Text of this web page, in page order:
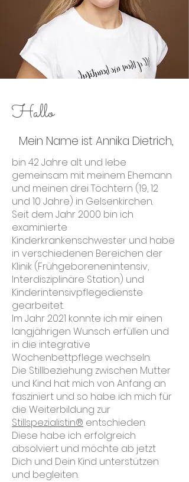
Hallo
Mein Name ist Annika Dietrich,
bin 42 Jahre alt und lebe
gemeinsam mit meinem Ehemann
und meinen drei Töchtern (19, 12
und 10 Jahre) in Gelsenkirchen.
Seit dem Jahr 2000 bin ich
examinierte
Kinderkrankenschwester und habe
in verschiedenen Bereichen der
Klinik (Frühgeborenenintensiv,
Interdisziplinäre Station) und
Kinderintensivpflegedienste
gearbeitet.
Im Jahr 2021 konnte ich mir einen
langjährigen Wunsch erfüllen und
in die integrative
Wochenbettpflege wechseln.
Die Stillbeziehung zwischen Mutter
und Kind hat mich von Anfang an
fasziniert und so habe ich mich für
die Weiterbildung zur
Stillspezialistin® entschieden.
Diese habe ich erfolgreich
absolviert und möchte ab jetzt
Dich und Dein Kind unterstützen
und begleiten.